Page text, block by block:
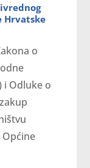
Hrvatske
o
i Odluke o